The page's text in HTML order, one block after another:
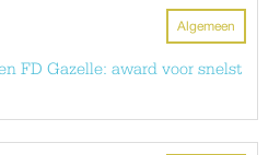
Algemeen
FD Gazelle: award voor snelst